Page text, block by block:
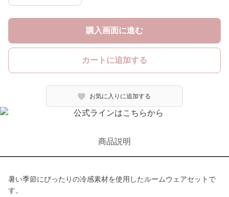
購入画面に進む
カートに追加する
お気に入りに追加する
商品説明
暑い季節にぴったりの冷感素材を使用したルームウェアセットで
す。